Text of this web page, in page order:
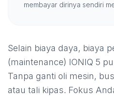
membayar dirinya sendiri
Selain biaya daya, biaya
(maintenance) IONIQ 5
Tanpa ganti oli mesin,
atau tali kipas. Fokus